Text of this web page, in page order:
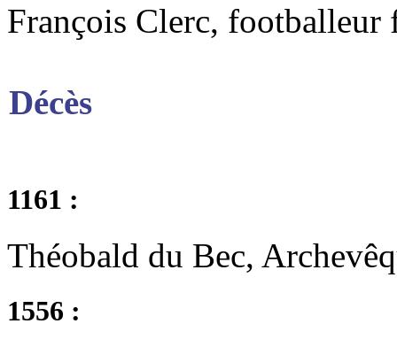
François Clerc, footballeur
Décès
1161 :
Théobald du Bec,
1556 :